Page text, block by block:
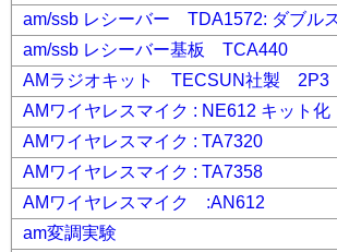
am/ssb レシーバー TDA1572: ダブル
am/ssb レシーバー基板 TCA440
AMラジオキット TECSUN社製 2P3
AMワイヤレスマイク : NE612 キット化
AMワイヤレスマイク : TA7320
AMワイヤレスマイク : TA7358
AMワイヤレスマイク :AN612
am変調実験